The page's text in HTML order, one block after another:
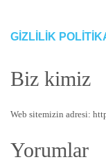
GIZLILIK
Biz kimiz
Web sitemizin adresi:
Yorumlar